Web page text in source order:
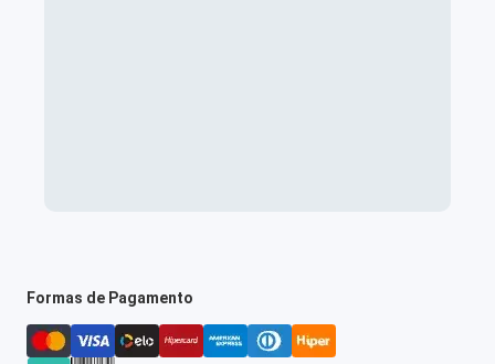
Formas de Pagamento